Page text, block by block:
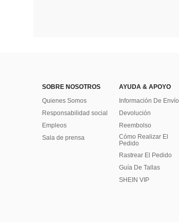
SOBRE NOSOTROS
Quienes Somos
Responsabilidad social
Empleos
Sala de prensa
AYUDA & APOYO
Información De Envío
Devolución
Reembolso
Cómo Realizar El
Pedido
Rastrear El Pedido
Guía De Tallas
SHEIN VIP